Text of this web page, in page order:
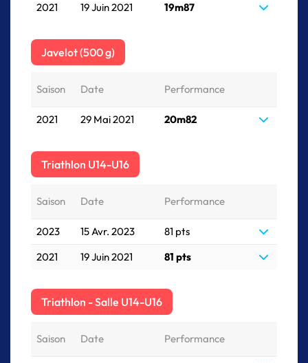
2021 19 Juin 2021 19m87
Javelot (500 g)
Saison Date Performance
2021 29 Mai 2021 20m82
Triathlon U14-U16
Saison Date Performance
2023 15 Avr. 2023
81 pts
2021
19 Juin 2021 81 pts
Triathlon - Salle U14-U16
Saison Date Performance